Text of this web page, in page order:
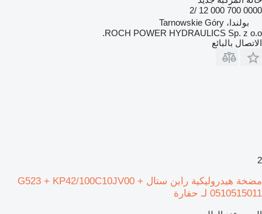
0000 700 000 12 /2
بولندا، Tarnowskie Góry
ROCH POWER HYDRAULICS Sp. z o.o.
الاتصال بالبائع
2
مضخة هيدروليكية راين ستال G523 + KP42/100C10JV00 +
0510515011 لـ حفارة